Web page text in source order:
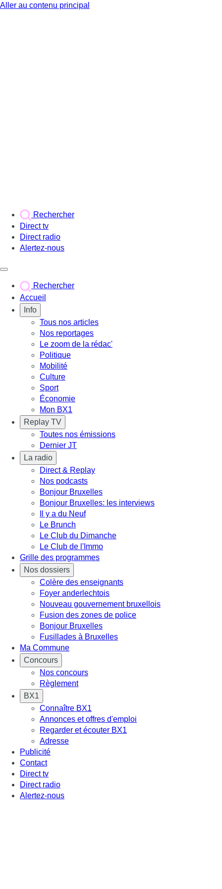
Aller au contenu principal
Rechercher
Direct tv
Direct radio
Alertez-nous
Rechercher
Accueil
Info
Tous nos articles
Nos reportages
Le zoom de la rédac'
Politique
Mobilité
Culture
Sport
Économie
Mon BX1
Replay TV
Toutes nos émissions
Dernier JT
La radio
Direct & Replay
Nos podcasts
Bonjour Bruxelles
Bonjour Bruxelles: les interviews
Il y a du Neuf
Le Brunch
Le Club du Dimanche
Le Club de l'Immo
Grille des programmes
Nos dossiers
Colère des enseignants
Foyer anderlechtois
Nouveau gouvernement bruxellois
Fusion des zones de police
Bonjour Bruxelles
Fusillades à Bruxelles
Ma Commune
Concours
Nos concours
Règlement
BX1
Connaître BX1
Annonces et offres d'emploi
Regarder et écouter BX1
Adresse
Publicité
Contact
Direct tv
Direct radio
Alertez-nous